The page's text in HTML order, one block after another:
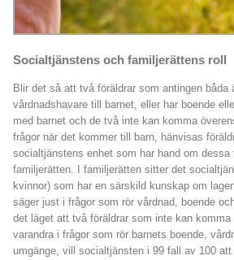
Socialtjänstens och familjerättens roll
Blir det så att två föräldrar som antingen båda
vårdnadshavare till barnet, eller har boende
med barnet och de två inte kan komma
frågor när det kommer till barn, hänvisas
socialtjänstens enhet som har hand om dessa
familjerätten. I familjerätten sitter det
kvinnor) som har en särskild kunskap om
säger just i frågor som rör vårdnad, boende och
det läget att två föräldrar som inte kan komma
varandra i frågor som rör barnets boende,
umgänge, vill socialtjänsten i 99 fall av 100 att